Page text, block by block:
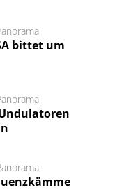
bittet um